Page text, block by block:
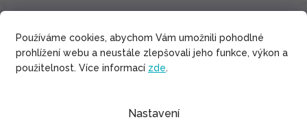
Používáme cookies, abychom Vám umožnili pohodlné
prohlížení webu a neustále zlepšovali jeho funkce, výkon a
použitelnost. Více informací zde.
Nastavení
Šátek pašmína Nepal - černá